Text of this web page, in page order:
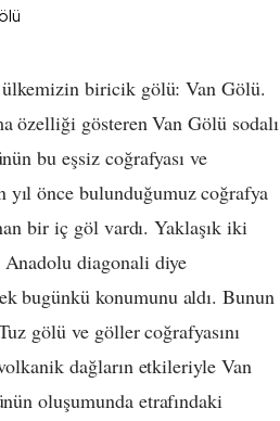
ülkemizin biricik gölü: Van Gölü.
özelliği gösteren Van Gölü sodalı
bu eşsiz coğrafyası ve
yıl önce bulunduğumuz coğrafya
bir iç göl vardı. Yaklaşık iki
Anadolu diagonali diye
bugünkü konumunu aldı. Bunun
gölü ve göller coğrafyasını
dağların etkileriyle Van
oluşumunda etrafındaki